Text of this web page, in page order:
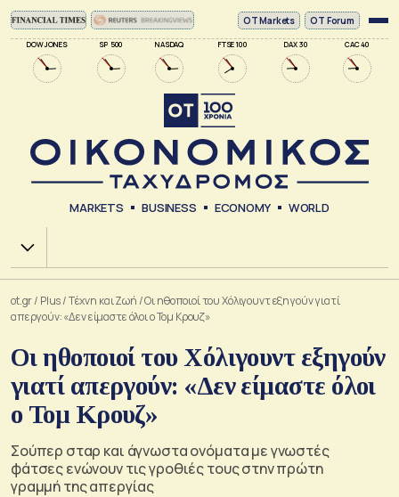
DOW JONES SP 500 NASDAQ FTSE 100 DAX 30 CAC 40
ΟΤ Markets OT Forum
MARKETS BUSINESS ECONOMY WORLD
Χ.Α.
ot.gr/ Plus/Tέχνη και Ζωή /Οι ηθοποιοί του Χόλιγουντ εξηγούν γιατί
απεργούν: «Δεν είμαστε όλοι ο Τομ Κρουζ»
Οι ηθοποιοί του Χόλιγουντ εξηγούν
γιατί απεργούν: «Δεν είμαστε όλοι
ο Τομ Κρουζ»
Σούπερ σταρ και άγνωστα ονόματα με γνωστές
φάτσες ενώνουν τις γροθιές τους στην πρώτη
γραμμή της απεργίας